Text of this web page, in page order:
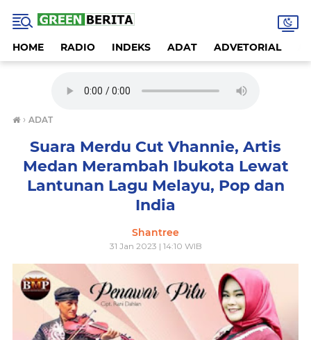
HOME RADIO INDEKS ADAT ADVETORIAL
› ADAT
Suara Merdu Cut Vhannie, Artis
Medan Merambah Ibukota Lewat
Lantunan Lagu Melayu, Pop dan
India
Shantree
31 Jan 2023 | 14:10 WIB